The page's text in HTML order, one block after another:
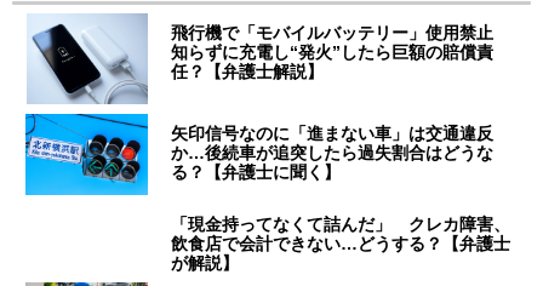
飛行機で「モバイルバッテリー」使用禁止
知らずに充電し“発火”したら巨額の賠償責
任？【弁護士解説】
矢印信号なのに「進まない車」は交通違反
か…後続車が追突したら過失割合はどうな
る？【弁護士に聞く】
「現金持ってなくて詰んだ」 クレカ障害、
飲食店で会計できない…どうする？【弁護士
が解説】